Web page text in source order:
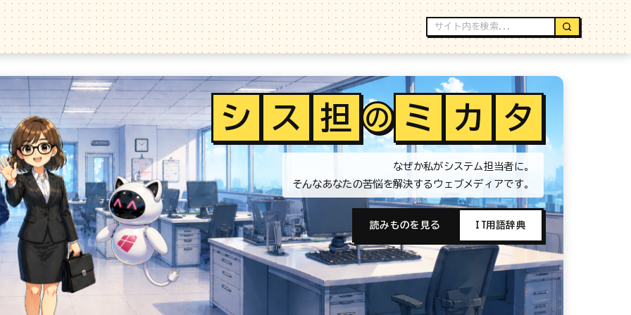
シ ス 担 の ミ カ タ
なぜか私がシステム担当者に。
そんなあなたの苦悩を解決するウェブメディアです。
読みものを見る IT用語辞典